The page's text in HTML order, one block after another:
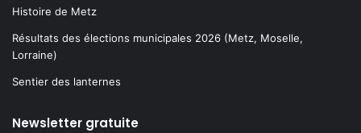
Histoire de Metz
Résultats des élections municipales 2026 (Metz, Moselle,
Lorraine)
Sentier des lanternes
Newsletter gratuite